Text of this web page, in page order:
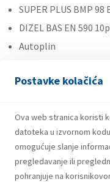
Postavke kolačića
Ova web stranica koristi
datoteka u izvornom
omogućuje slanje
pregledavanje ili
pohranjuje na
SUPER PLUS BMP 98
DIZEL BAS EN 590
Autoplin
Ostalo
Roba široke
Maziva
Usluge